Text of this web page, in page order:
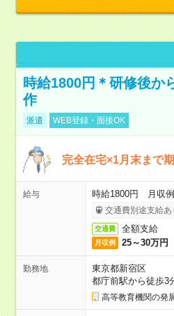
時給1800円＊研修後か
作
派遣 WEB登録・面接OK
完全在宅×1月末まで
給与 時給1800円 月収
交通費別途支給あ
交通費 全額支給
月収例 25～30万円
勤務地
東京都新宿区
都庁前駅から徒歩3
高等教育機関の発